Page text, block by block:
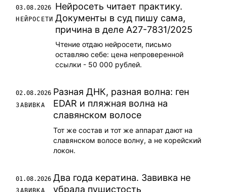
03.08.2026
НЕЙРОСЕТИ
Нейросеть читает практику.
Документы в суд пишу сама,
причина в деле А27-7831/2025
Чтение отдаю нейросети, письмо
оставляю себе: цена непроверенной
ссылки - 50 000 рублей.
02.08.2026
ЗАВИВКА
Разная ДНК, разная волна: ген
EDAR и пляжная волна на
славянском волосе
Тот же состав и тот же аппарат дают на
славянском волосе волну, а не корейский
локон.
01.08.2026 Два года кератина. Завивка не
убрала пушистость